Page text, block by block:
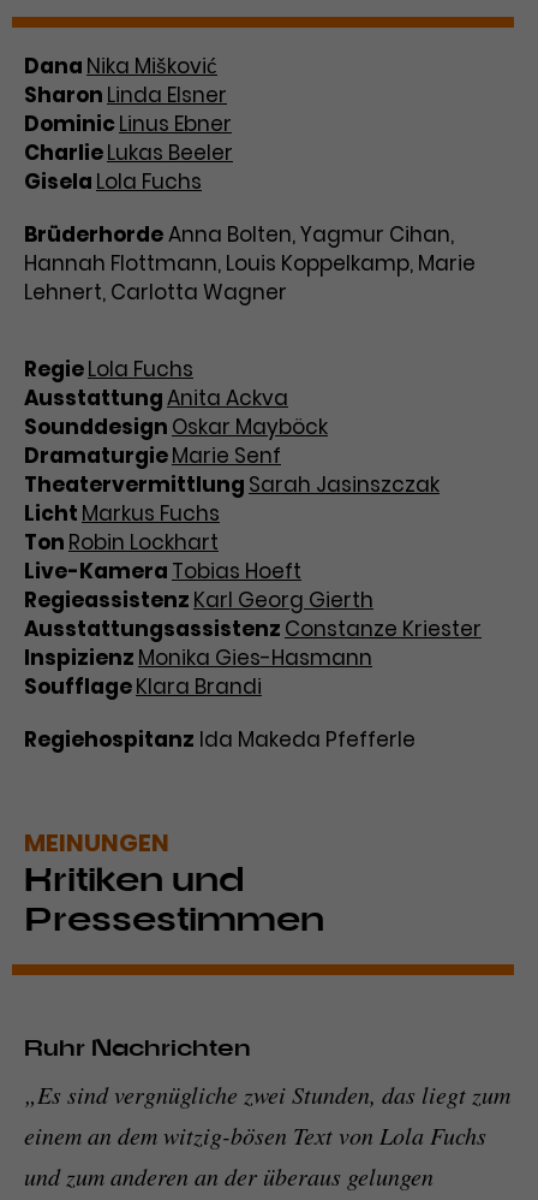
Dana Nika Mišković
Sharon Linda Elsner
DominicLinus Ebner
CharlieLukas Beeler
Gisela Lola Fuchs
BrüderhordeAnna Bolten, Yagmur Cihan,
Hannah Flottmann, Louis Koppelkamp, Marie
Lehnert, Carlotta Wagner
RegieLola Fuchs
AusstattungAnita Ackva
Sounddesign Oskar Mayböck
DramaturgieMarie Senf
Theatervermittlung Sarah Jasinszczak
Licht Markus Fuchs
Ton Robin Lockhart
Live-Kamera Tobias Hoeft
Regieassistenz Karl Georg Gierth
Ausstattungsassistenz Constanze Kriester
Inspizienz Monika Gies-Hasmann
SoufflageKlara Brandi
Regiehospitanz Ida Makeda Pfefferle
MEINUNGEN
Kritiken und
Pressestimmen
Ruhr Nachrichten
„Es sind vergnügliche zwei Stunden, das liegt zum
einem an dem witzig-bösen Text von Lola Fuchs
und zum anderen an der überaus gelungen